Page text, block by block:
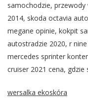
samochodzie,
2014, skoda octavia
megane opinie, kokpit
autostradzie 2020, r
mercedes sprinter
cruiser 2021 cena, gdzie
wersalka ekoskóra